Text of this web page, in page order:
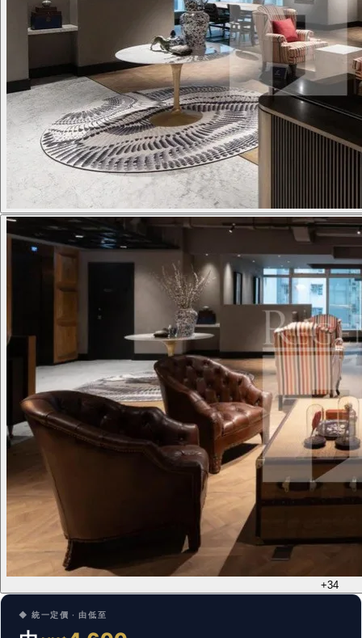
+34
◆ 統一定價 · 由低至